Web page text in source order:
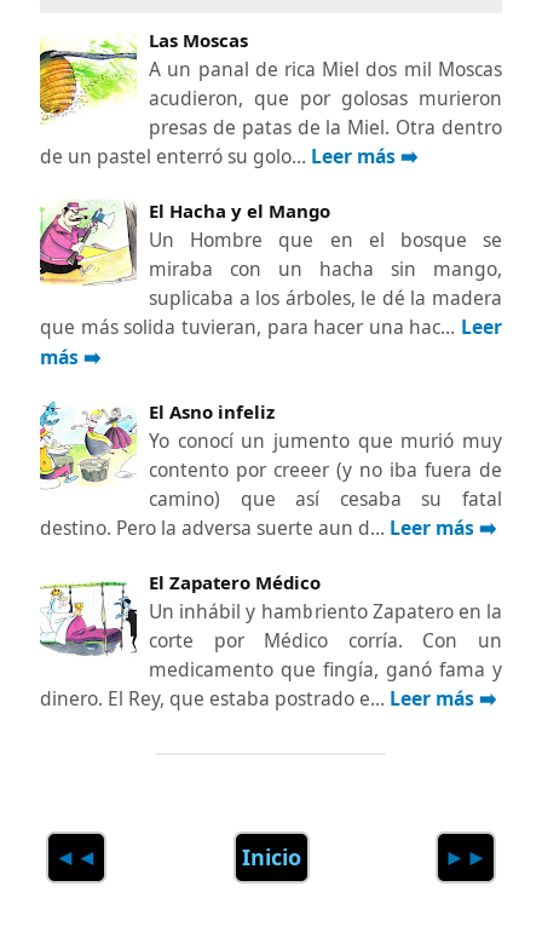
Las Moscas
A un panal de rica Miel dos mil Moscas
acudieron, que por golosas murieron
presas de patas de la Miel. Otra dentro
de un pastel enterró su golo… Leer más ➡️
El Hacha y el Mango
Un Hombre que en el bosque se
miraba con un hacha sin mango,
suplicaba a los árboles, le dé la madera
que más solida tuvieran, para hacer una hac… Leer
más ➡️
El Asno infeliz
Yo conocí un jumento que murió muy
contento por creeer (y no iba fuera de
camino) que así cesaba su fatal
destino. Pero la adversa suerte aun d… Leer más ➡️
El Zapatero Médico
Un inhábil y hambriento Zapatero en la
corte por Médico corría. Con un
medicamento que fingía, ganó fama y
dinero. El Rey, que estaba postrado e… Leer más ➡️
◄◄ ►►
Inicio